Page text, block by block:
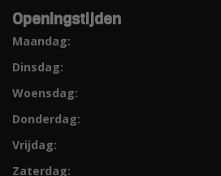
Openingstijden
Maandag:
Dinsdag:
Woensdag:
Donderdag:
Vrijdag:
Zaterdag: